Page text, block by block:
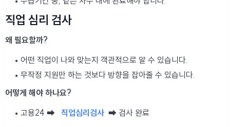
직업 심리 검사
왜 필요할까?
어떤 직업이 나와 맞는지 객관적으로 알 수 있습니다.
무작정 지원만 하는 것보다 방향을 잡아줄 수 있습니다.
어떻게 해야 하나요?
고용24 ➡ 직업심리검사 ➡ 검사 완료